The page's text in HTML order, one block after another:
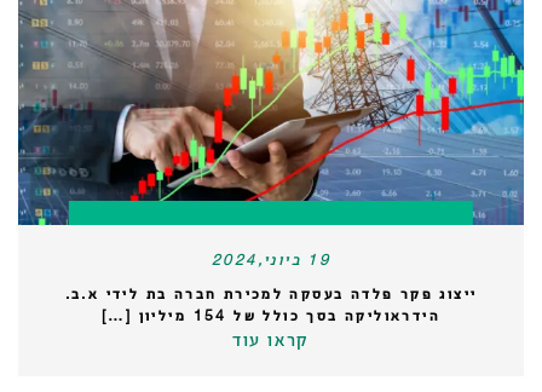
19 ביוני,2024
ייצוג פקר פלדה בעסקה למכירת חברה בת לידי א.ב.
הידראוליקה בסך כולל של 154 מיליון […]
קראו עוד